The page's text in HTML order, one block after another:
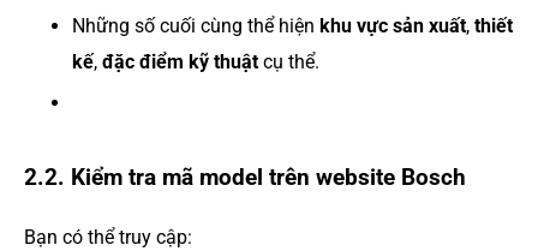
Những số cuối cùng thể hiện khu vực sản xuất, thiết
kế, đặc điểm kỹ thuật cụ thể.
2.2. Kiểm tra mã model trên website Bosch
Bạn có thể truy cập: